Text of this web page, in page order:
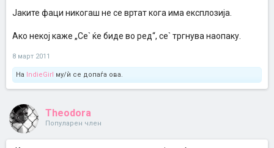
Јаките фаци никогаш не се вртат кога има експлозија.
Ако некој каже „Се` ќе биде во ред“, се` тргнува наопаку.
8 март 2011
На IndieGirl му/ѝ се допаѓа ова.
Theodora
Популарен член